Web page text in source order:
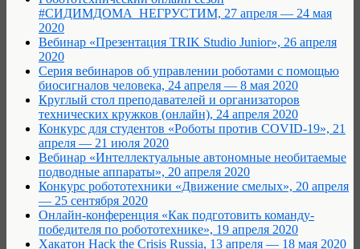
#СИДИМДОМА_НЕГРУСТИМ, 27 апреля — 24 мая
2020
Вебинар «Презентация TRIK Studio Junior», 26 апреля
2020
Cерия вебинаров об управлении роботами с помощью
биосигналов человека, 24 апреля — 8 мая 2020
Круглый стол преподавателей и организаторов
технических кружков (онлайн), 24 апреля 2020
Конкурс для студентов «Роботы против COVID-19», 21
апреля — 21 июля 2020
Вебинар «Интеллектуальные автономные необитаемые
подводные аппараты», 20 апреля 2020
Конкурс робототехники «Движение смелых», 20 апреля
— 25 сентября 2020
Онлайн-конференция «Как подготовить команду-
победителя по робототехнике», 19 апреля 2020
Хакатон Hack the Crisis Russia, 13 апреля — 18 мая 2020